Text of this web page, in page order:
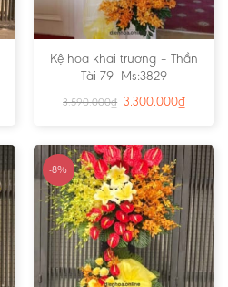
Kệ hoa khai trương – Thần
Tài 79- Ms:3829
3.590.000₫ 3.300.000₫
-8%